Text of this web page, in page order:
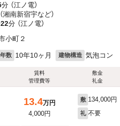
分 （江ノ電）
湘南新宿宇など）
22分 （江ノ電）
小町２
数 10年10ヶ月 建物構造 気泡コン
賃料
管理費等
敷金
礼金
13.4万円
4,000円
敷 134,000円
礼 不要